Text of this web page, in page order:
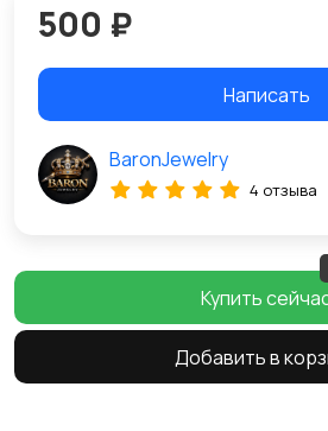
500 ₽
Написать
BaronJewelry
4 отзыва
Купить
Добавить в